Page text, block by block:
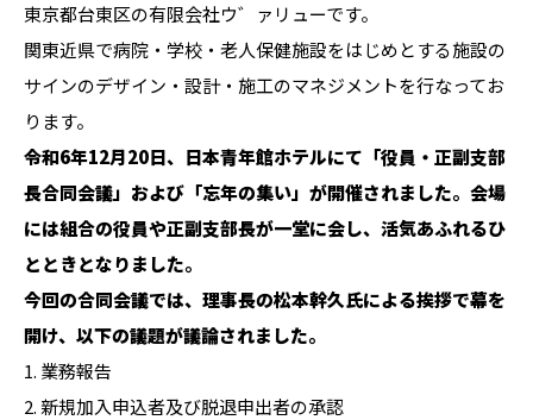
東京都台東区の有限会社ウ゛ァリューです。
関東近県で病院・学校・老人保健施設をはじめとする施設の
サインのデザイン・設計・施工のマネジメントを行なってお
ります。
令和6年12月20日、日本青年館ホテルにて「役員・正副支部
長合同会議」および「忘年の集い」が開催されました。会場
には組合の役員や正副支部長が一堂に会し、活気あふれるひ
とときとなりました。
今回の合同会議では、理事長の松本幹久氏による挨拶で幕を
開け、以下の議題が議論されました。
1. 業務報告
2. 新規加入申込者及び脱退申出者の承認